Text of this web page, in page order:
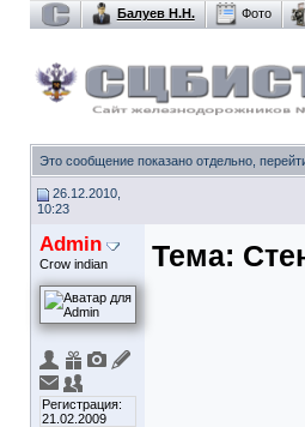
Балуев Н.Н. Фото
Это сообщение показано отдельно,
26.12.2010,
10:23
Admin
Crow indian
Регистрация:
21.02.2009
Тема: